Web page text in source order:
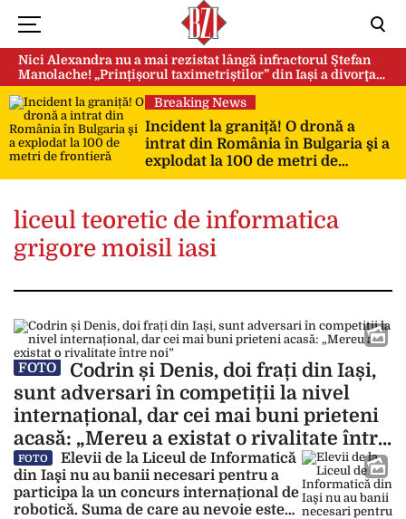
Nici Alexandra nu a mai rezistat lângă infractorul Ștefan
Manolache! „Prințișorul taximetriștilor” din Iași a divorţat
după doi ani de căsnicie
Breaking News
Incident la graniță! O dronă a
intrat din România în Bulgaria şi a
explodat la 100 de metri de
frontieră
liceul teoretic de informatica
grigore moisil iasi
FOTO
Codrin și Denis, doi frați din Iași,
sunt adversari în competiții la nivel
internațional, dar cei mai buni prieteni
acasă: „Mereu a existat o rivalitate între
noi”
FOTO
Elevii de la Liceul de Informatică
din Iaşi nu au banii necesari pentru a
participa la un concurs internațional de
robotică. Suma de care au nevoie este